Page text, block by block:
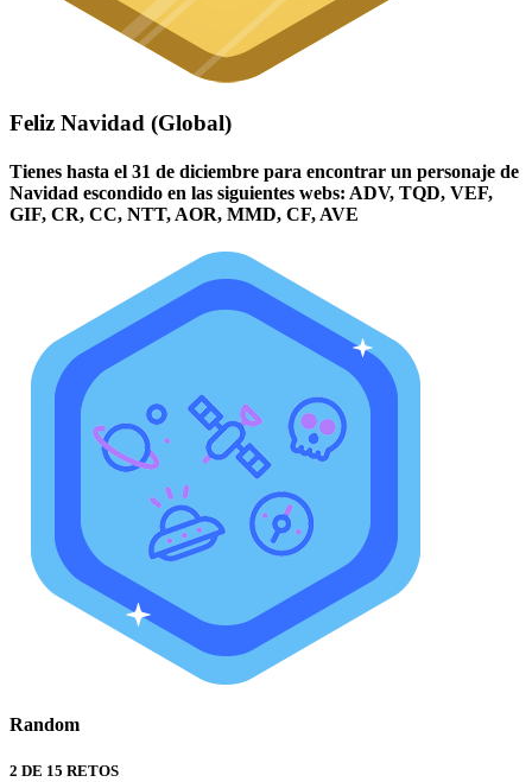
Feliz Navidad (Global)
Tienes hasta el 31 de diciembre para encontrar un personaje de
Navidad escondido en las siguientes webs: ADV, TQD, VEF,
GIF, CR, CC, NTT, AOR, MMD, CF, AVE
Random
2 DE 15 RETOS